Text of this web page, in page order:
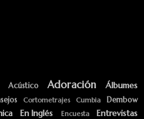
Acústico Adoración Álbumes
Cortometrajes Cumbia
Dembow
En Inglés Encuesta Entrevistas